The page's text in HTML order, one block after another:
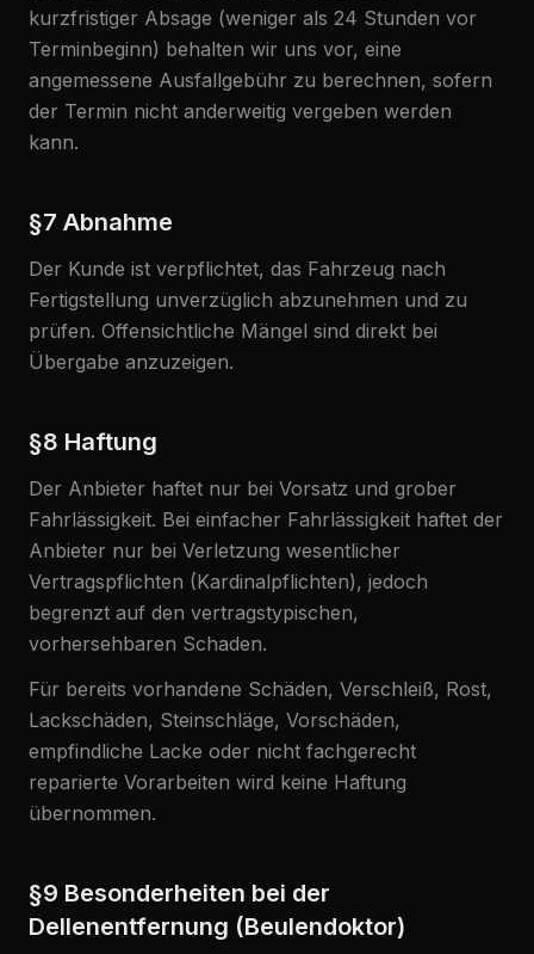
kurzfristiger Absage (weniger als 24 Stunden vor
Terminbeginn) behalten wir uns vor, eine
angemessene Ausfallgebühr zu berechnen, sofern
der Termin nicht anderweitig vergeben werden
kann.
§7 Abnahme
Der Kunde ist verpflichtet, das Fahrzeug nach
Fertigstellung unverzüglich abzunehmen und zu
prüfen. Offensichtliche Mängel sind direkt bei
Übergabe anzuzeigen.
§8 Haftung
Der Anbieter haftet nur bei Vorsatz und grober
Fahrlässigkeit. Bei einfacher Fahrlässigkeit haftet der
Anbieter nur bei Verletzung wesentlicher
Vertragspflichten (Kardinalpflichten), jedoch
begrenzt auf den vertragstypischen,
vorhersehbaren Schaden.
Für bereits vorhandene Schäden, Verschleiß, Rost,
Lackschäden, Steinschläge, Vorschäden,
empfindliche Lacke oder nicht fachgerecht
reparierte Vorarbeiten wird keine Haftung
übernommen.
§9 Besonderheiten bei der
Dellenentfernung (Beulendoktor)